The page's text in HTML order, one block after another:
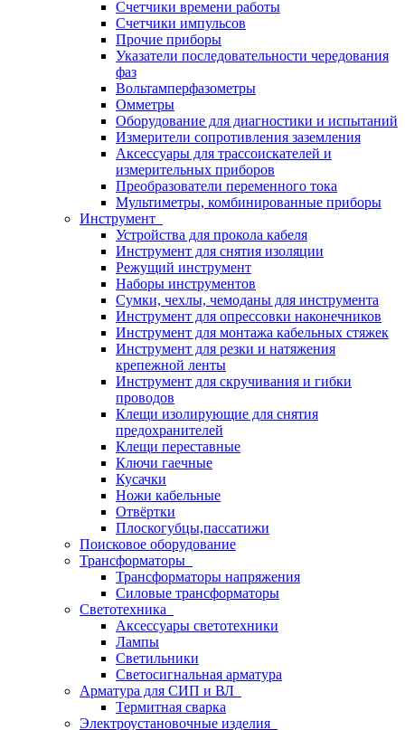
Счетчики времени работы
Счетчики импульсов
Прочие приборы
Указатели последовательности чередования
фаз
Вольтамперфазометры
Омметры
Оборудование для диагностики и испытаний
Измерители сопротивления заземления
Аксессуары для трассоискателей и
измерительных приборов
Преобразователи переменного тока
Мультиметры, комбинированные приборы
Инструмент
Устройства для прокола кабеля
Инструмент для снятия изоляции
Режущий инструмент
Наборы инструментов
Сумки, чехлы, чемоданы для инструмента
Инструмент для опрессовки наконечников
Инструмент для монтажа кабельных стяжек
Инструмент для резки и натяжения
крепежной ленты
Инструмент для скручивания и гибки
проводов
Клещи изолирующие для снятия
предохранителей
Клещи переставные
Ключи гаечные
Кусачки
Ножи кабельные
Отвёртки
Плоскогубцы,пассатижи
Поисковое оборудование
Трансформаторы
Трансформаторы напряжения
Силовые трансформаторы
Светотехника
Аксессуары светотехники
Лампы
Светильники
Светосигнальная арматура
Арматура для СИП и ВЛ
Термитная сварка
Электроустановочные изделия